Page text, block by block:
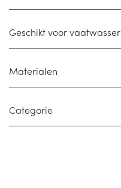
Geschikt voor vaatwasser
Materialen
Categorie